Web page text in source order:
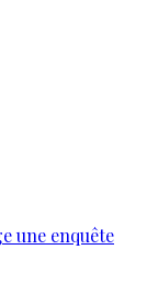
une enquête